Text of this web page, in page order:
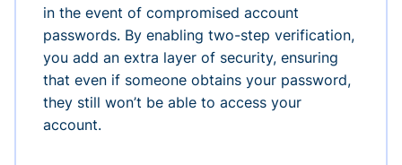
in the event of compromised account
passwords. By enabling two-step verification,
you add an extra layer of security, ensuring
that even if someone obtains your password,
they still won’t be able to access your
account.